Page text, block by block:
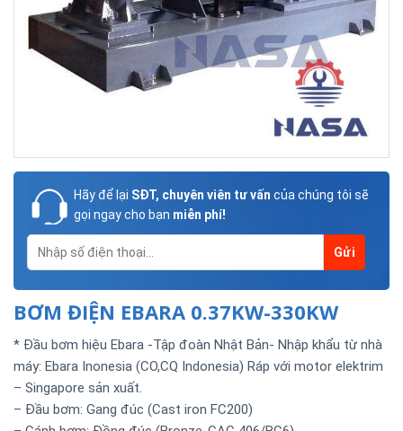
Hãy để lại SĐT, chuyên viên tư vấn của chúng tôi sẽ
gọi ngay cho bạn miễn phí!
BƠM ĐIỆN EBARA 0.37KW-330KW
* Đầu bơm hiệu Ebara -Tập đoàn Nhật Bản- Nhập khẩu từ nhà
máy: Ebara Inonesia (CO,CQ Indonesia) Ráp với motor elektrim
– Singapore sản xuất.
– Đầu bơm: Gang đúc (Cast iron FC200)